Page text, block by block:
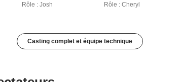
Rôle : Josh Rôle : Cheryl
Casting complet et équipe technique